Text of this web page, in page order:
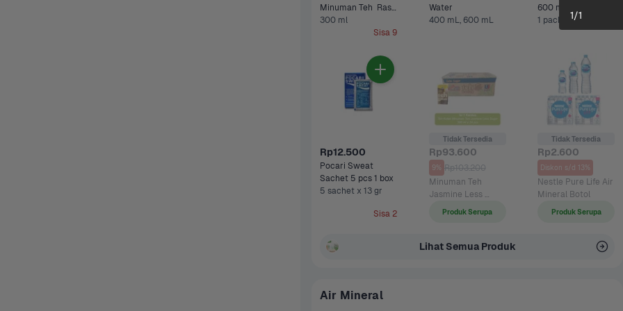
Minuman Teh  Rasa
Apel
300 ml
Sisa 9
Water
400 mL, 600 mL
600 ml
1 pack x 6 pcs
Rp12.500
Pocari Sweat
Sachet 5 pcs 1 box
5 sachet x 13 gr
Sisa 2
Tidak Tersedia
Rp93.600
9% Rp103.200
Minuman Teh
Jasmine Less
Sugar Teh Kotak 1
Produk Serupa
Tidak Tersedia
Rp2.600
Diskon s/d 13%
Nestle Pure Life Air
Mineral Botol
Produk Serupa
Lihat Semua Produk
Air Mineral
1/1